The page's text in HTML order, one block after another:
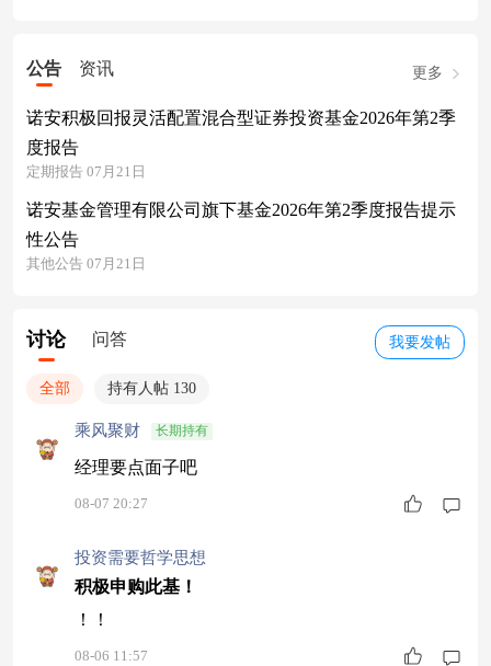
公告 资讯 更多
诺安积极回报灵活配置混合型证券投资基金2026年第2季
度报告
定期报告 07月21日
诺安基金管理有限公司旗下基金2026年第2季度报告提示
性公告
其他公告 07月21日
我要发帖
讨论 问答
全部 持有人帖 130
乘风聚财 长期持有
经理要点面子吧
08-07 20:27
投资需要哲学思想
积极申购此基！
！！
08-06 11:57